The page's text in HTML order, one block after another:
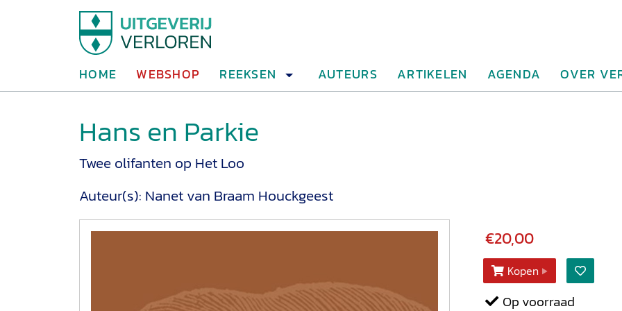
HOME WEBSHOP REEKSEN AUTEURS ARTIKELEN AGENDA OVER
Hans en Parkie
Twee olifanten op Het Loo
Auteur(s): Nanet van Braam Houckgeest
€20,00
Kopen
Op voorraad